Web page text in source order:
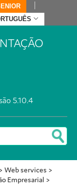
5.10.4
Web services >
Empresarial >